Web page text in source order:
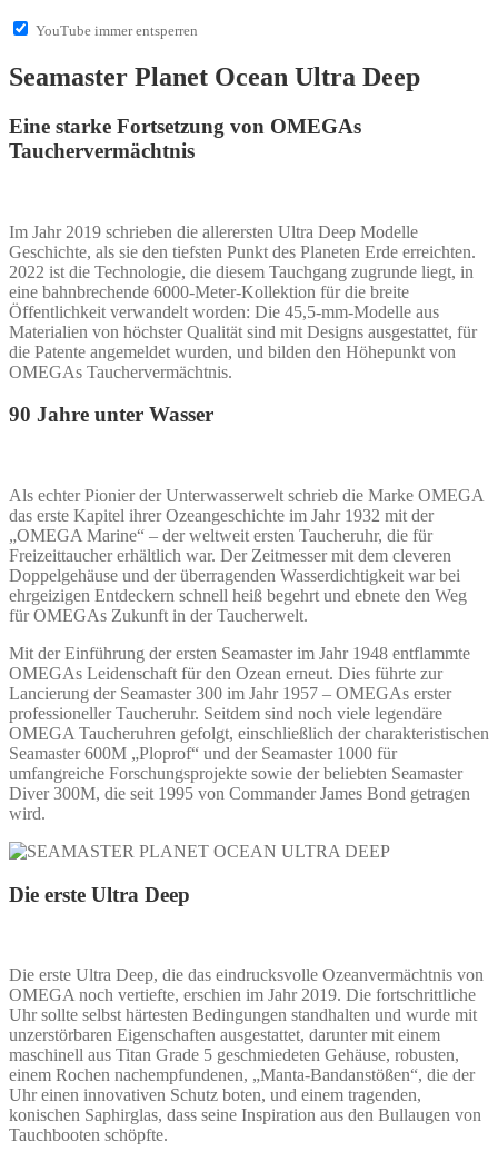
YouTube immer entsperren
Seamaster Planet Ocean Ultra Deep
Eine starke Fortsetzung von OMEGAs
Tauchervermächtnis
Im Jahr 2019 schrieben die allerersten Ultra Deep Modelle
Geschichte, als sie den tiefsten Punkt des Planeten Erde erreichten.
2022 ist die Technologie, die diesem Tauchgang zugrunde liegt, in
eine bahnbrechende 6000-Meter-Kollektion für die breite
Öffentlichkeit verwandelt worden: Die 45,5-mm-Modelle aus
Materialien von höchster Qualität sind mit Designs ausgestattet, für
die Patente angemeldet wurden, und bilden den Höhepunkt von
OMEGAs Tauchervermächtnis.
90 Jahre unter Wasser
Als echter Pionier der Unterwasserwelt schrieb die Marke OMEGA
das erste Kapitel ihrer Ozeangeschichte im Jahr 1932 mit der
„OMEGA Marine“ – der weltweit ersten Taucheruhr, die für
Freizeittaucher erhältlich war. Der Zeitmesser mit dem cleveren
Doppelgehäuse und der überragenden Wasserdichtigkeit war bei
ehrgeizigen Entdeckern schnell heiß begehrt und ebnete den Weg
für OMEGAs Zukunft in der Taucherwelt.
Mit der Einführung der ersten Seamaster im Jahr 1948 entflammte
OMEGAs Leidenschaft für den Ozean erneut. Dies führte zur
Lancierung der Seamaster 300 im Jahr 1957 – OMEGAs erster
professioneller Taucheruhr. Seitdem sind noch viele legendäre
OMEGA Taucheruhren gefolgt, einschließlich der charakteristischen
Seamaster 600M „Ploprof“ und der Seamaster 1000 für
umfangreiche Forschungsprojekte sowie der beliebten Seamaster
Diver 300M, die seit 1995 von Commander James Bond getragen
wird.
Die erste Ultra Deep
Die erste Ultra Deep, die das eindrucksvolle Ozeanvermächtnis von
OMEGA noch vertiefte, erschien im Jahr 2019. Die fortschrittliche
Uhr sollte selbst härtesten Bedingungen standhalten und wurde mit
unzerstörbaren Eigenschaften ausgestattet, darunter mit einem
maschinell aus Titan Grade 5 geschmiedeten Gehäuse, robusten,
einem Rochen nachempfundenen, „Manta-Bandanstößen“, die der
Uhr einen innovativen Schutz boten, und einem tragenden,
konischen Saphirglas, dass seine Inspiration aus den Bullaugen von
Tauchbooten schöpfte.